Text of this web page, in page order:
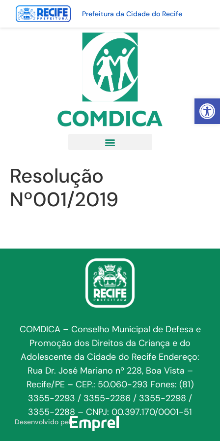
Abrir
Prefeitura da Cidade do Recife
Resolução
Nº001/2019
COMDICA – Conselho Municipal de Defesa e
Promoção dos Direitos da Criança e do
Adolescente da Cidade do Recife Endereço:
Rua Dr. José Mariano nº 228, Boa Vista –
Recife/PE – CEP.: 50.060-293 Fones: (81)
3355-2293 / 3355-2286 / 3355-2298 /
3355-2288 – CNPJ: 00.397.170/0001-51
Desenvolvido pela